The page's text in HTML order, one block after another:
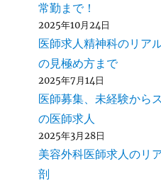
常勤まで！
2025年10月24日
医師求人精神科のリア
の見極め方まで
2025年7月14日
医師募集、未経験から
の医師求人
2025年3月28日
美容外科医師求人のリ
剖